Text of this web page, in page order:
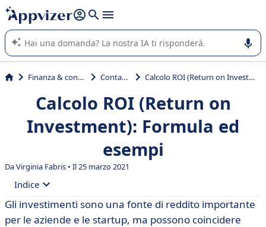
righe con
shift + enter
L'IA di Appvizer vi guida nell'utilizzo o nella scelta di un
software SaaS per la vostra azienda.
Finanza & contabilità Contabilità Calcolo ROI (Return on Investment): Formula ed esempi
Calcolo ROI (Return on
Investment): Formula ed
esempi
Da Virginia Fabris • Il 25 marzo 2021
Indice
• Cos’è il ROI? Definizione di Return on Investment
Gli investimenti sono una fonte di reddito importante
per le aziende e le startup, ma possono coincidere